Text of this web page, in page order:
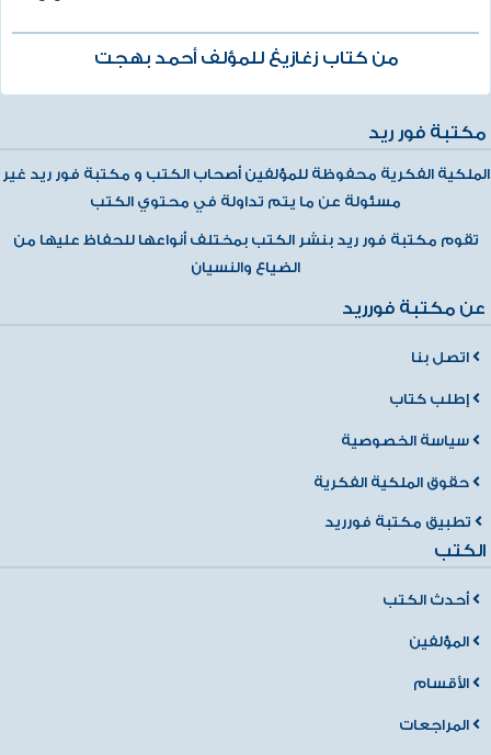
من كتاب زغازيغ للمؤلف أحمد بهجت
مكتبة فور ريد
الملكية الفكرية محفوظة للمؤلفين أصحاب الكتب و مكتبة فور ريد غير
مسئولة عن ما يتم تداولة في محتوي الكتب
تقوم مكتبة فور ريد بنشر الكتب بمختلف أنواعها للحفاظ عليها من
الضياع والنسيان
عن مكتبة فورريد
اتصل بنا
إطلب كتاب
سياسة الخصوصية
حقوق الملكية الفكرية
تطبيق مكتبة فورريد
الكتب
أحدث الكتب
المؤلفين
الأقسام
المراجعات